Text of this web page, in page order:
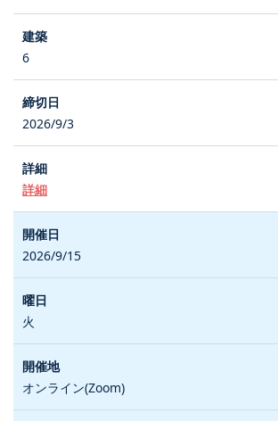
6
2026/9/3
詳細
2026/9/15
火
オンライン(Zoom)